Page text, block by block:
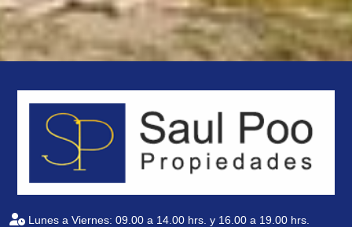
Lunes a Viernes: 09.00 a 14.00 hrs. y 16.00 a 19.00 hrs.